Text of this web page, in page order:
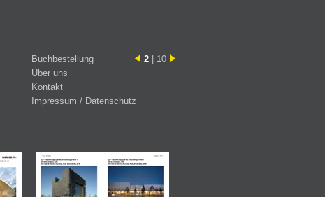
Buchbestellung
Über uns
Kontakt
Impressum / Datenschutz
2 | 10